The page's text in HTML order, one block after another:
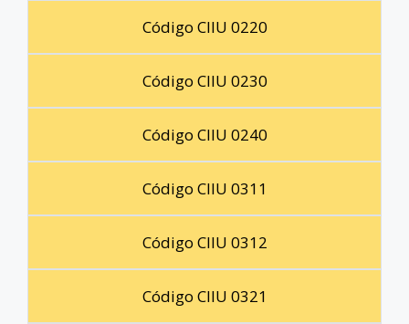
Código CIIU 0220
Código CIIU 0230
Código CIIU 0240
Código CIIU 0311
Código CIIU 0312
Código CIIU 0321